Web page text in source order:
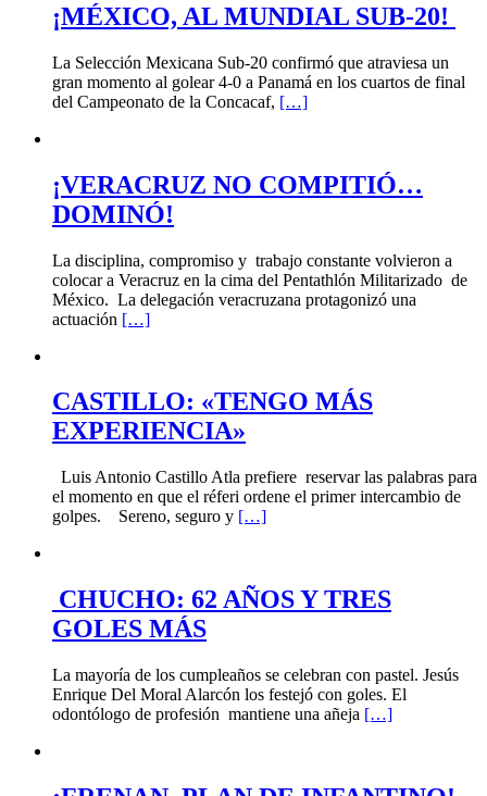
¡MÉXICO, AL MUNDIAL SUB-20!
La Selección Mexicana Sub-20 confirmó que atraviesa un
gran momento al golear 4-0 a Panamá en los cuartos de final
del Campeonato de la Concacaf, […]
¡VERACRUZ NO COMPITIÓ…
DOMINÓ!
La disciplina, compromiso y trabajo constante volvieron a
colocar a Veracruz en la cima del Pentathlón Militarizado de
México. La delegación veracruzana protagonizó una
actuación […]
CASTILLO: «TENGO MÁS
EXPERIENCIA»
Luis Antonio Castillo Atla prefiere reservar las palabras para
el momento en que el réferi ordene el primer intercambio de
golpes. Sereno, seguro y […]
CHUCHO: 62 AÑOS Y TRES
GOLES MÁS
La mayoría de los cumpleaños se celebran con pastel. Jesús
Enrique Del Moral Alarcón los festejó con goles. El
odontólogo de profesión mantiene una añeja […]